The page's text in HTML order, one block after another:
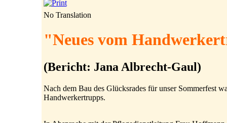
No Translation
"Neues vom
(Bericht: Jana Albrecht-Gaul)
Nach dem Bau des Glücksrades für unser Sommerfest
Handwerkertrupps.